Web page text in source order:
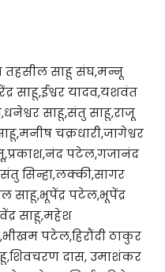
तहसील साहू संघ,मन्नू
साहू,ईश्वर यादव,यशवंत
साहू,संतु साहू,राजू
चक्रधारी,जागेश्वर
पटेल,गजानंद
सिन्हा,लक्की,सागर
साहू,भूपेंद्र पटेल,भूपेंद्र
साहू,महेश
पटेल,हिरौंदी ठाकुर
दास, उमाशंकर